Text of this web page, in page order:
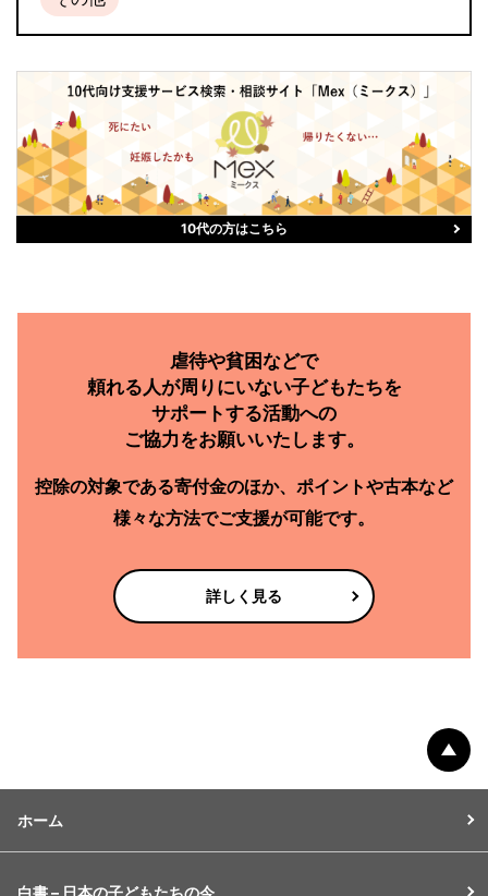
10代の方はこちら
虐待や貧困などで
頼れる人が周りにいない子どもたちを
サポートする活動への
ご協力をお願いいたします。
控除の対象である寄付金のほか、 ポイントや古本など
様々な方法でご支援が可能です。
詳しく見る
ペ
ホーム
白書 – 日本の子どもたちの今